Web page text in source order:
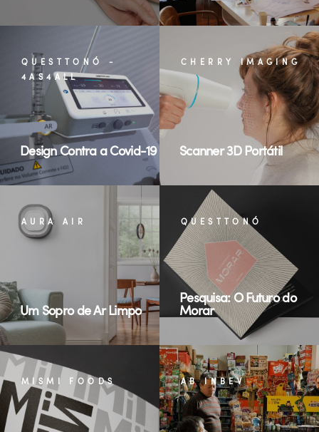
QUESTTONÓ -
4AS4ALL
Design Contra a Covid-19
CHERRY IMAGING
Scanner 3D Portátil
AURA AIR
Um Sopro de Ar Limpo
QUESTTONÓ
Pesquisa: O Futuro do
Morar
MISMI FOODS AB INBEV